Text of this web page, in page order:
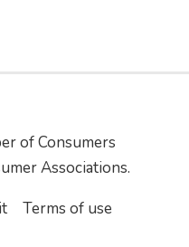
of Consumers
Associations.
Terms of use